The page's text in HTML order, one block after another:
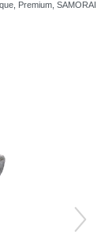
Premium, SAMORAI